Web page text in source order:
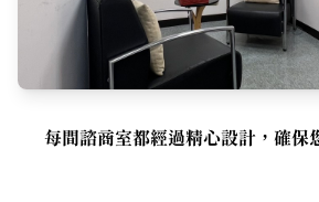
每間諮商室都經過精心設計，確保